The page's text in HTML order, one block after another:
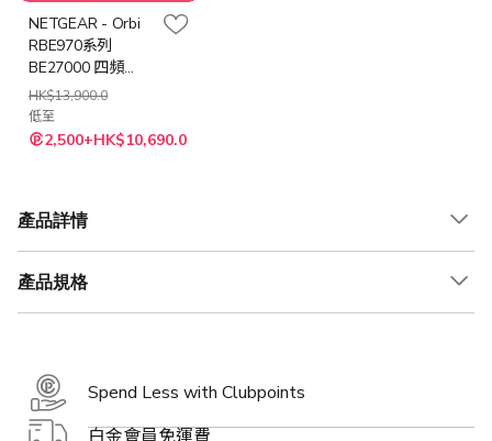
NETGEAR - Orbi
RBE970系列
BE27000 四頻
Mesh WiFi 7 無線
系統 - [1~3件裝]
HK$13,900.0
低至
2,500+HK$10,690.0
產品詳情
產品規格
Spend Less with Clubpoints